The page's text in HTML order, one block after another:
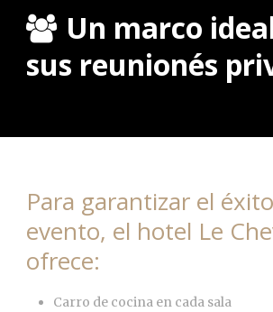
Un marco
sus reunionés
Para garantizar el
evento, el hotel Le
ofrece:
Carro de cocina en cada sala